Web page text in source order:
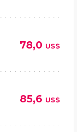
78,0 US$
85,6 US$